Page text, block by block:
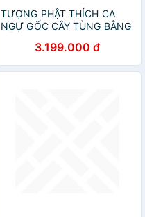
TƯỢNG PHẬT THÍCH CA
NGỰ GỐC CÂY TÙNG BẰNG
CỔ KT CAO 50×31×15CM
3.199.000 đ